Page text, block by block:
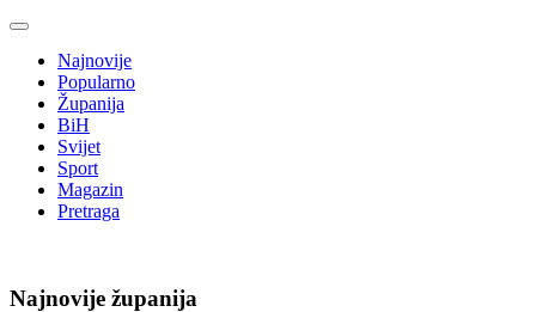
Najnovije
Popularno
Županija
BiH
Svijet
Sport
Magazin
Pretraga
Najnovije županija